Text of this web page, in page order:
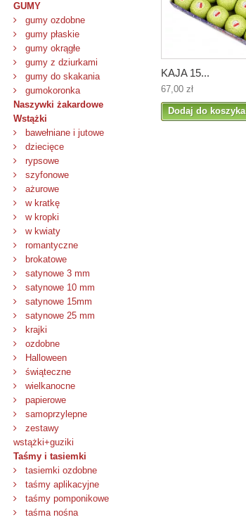
GUMY
gumy ozdobne
gumy płaskie
gumy okrągłe
gumy z dziurkami
gumy do skakania
gumokoronka
Naszywki żakardowe
Wstążki
bawełniane i jutowe
dziecięce
rypsowe
szyfonowe
ażurowe
w kratkę
w kropki
w kwiaty
romantyczne
brokatowe
satynowe 3 mm
satynowe 10 mm
satynowe 15mm
satynowe 25 mm
krajki
ozdobne
Halloween
świąteczne
wielkanocne
papierowe
samoprzylepne
zestawy
wstążki+guziki
Taśmy i tasiemki
tasiemki ozdobne
taśmy aplikacyjne
taśmy pomponikowe
taśma nośna
KAJA 15...
67,00 zł
Dodaj do koszyka